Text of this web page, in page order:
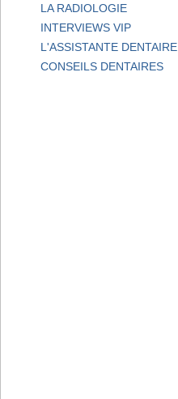
LA RADIOLOGIE
INTERVIEWS VIP
L'ASSISTANTE DENTAIRE
CONSEILS DENTAIRES